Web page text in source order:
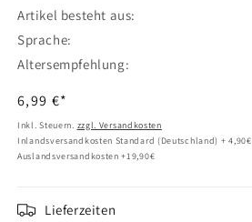
Artikel besteht aus:
Sprache:
Altersempfehlung:
Normaler
Preis
6,99 €*
Inkl. Steuern. zzgl. Versandkosten
Inlandsversandkosten Standard (Deutschland) + 4,90€
Auslandsversandkosten +19,90€
Lieferzeiten